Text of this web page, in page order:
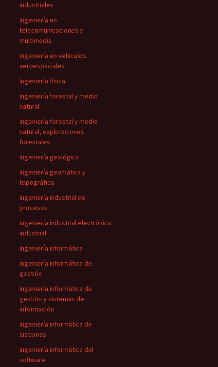
industriales
Ingeniería en
telecomunicaciones y
multimedia
Ingeniería en vehículos
aeroespaciales
Ingeniería física
Ingeniería forestal y medio
natural
Ingeniería forestal y medio
natural, explotaciones
forestales
Ingeniería geológica
Ingeniería geomática y
topográfica
Ingeniería industrial de
procesos
Ingeniería industrial electrónica
industrial
Ingeniería informática
Ingeniería informática de
gestión
Ingeniería informática de
gestión y sistemas de
información
Ingeniería informática de
sistemas
Ingeniería informática del
software